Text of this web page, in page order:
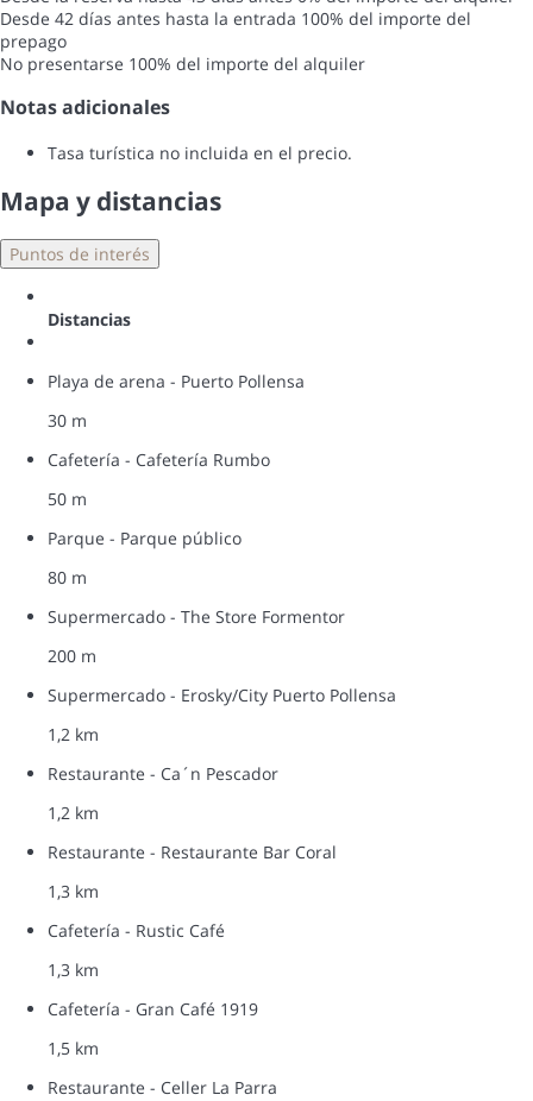
Desde 42 días antes hasta la entrada 100% del importe del
prepago
No presentarse 100% del importe del alquiler
Notas adicionales
Tasa turística no incluida en el precio.
Mapa y distancias
Puntos de interés
Distancias
Playa de arena - Puerto Pollensa
30 m
Cafetería - Cafetería Rumbo
50 m
Parque - Parque público
80 m
Supermercado - The Store Formentor
200 m
Supermercado - Erosky/City Puerto Pollensa
1,2 km
Restaurante - Ca´n Pescador
1,2 km
Restaurante - Restaurante Bar Coral
1,3 km
Cafetería - Rustic Café
1,3 km
Cafetería - Gran Café 1919
1,5 km
Restaurante - Celler La Parra